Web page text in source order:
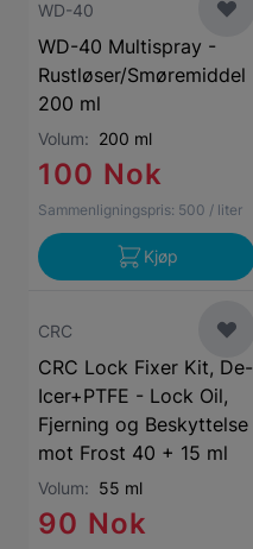
WD-40
WD-40 Multispray -
Rustløser/Smøremiddel
200 ml
Volum: 200 ml
100 Nok
Sammenligningspris: 500 / liter
Kjøp
CRC
CRC Lock Fixer Kit, De-
Icer+PTFE - Lock Oil,
Fjerning og Beskyttelse
mot Frost 40 + 15 ml
Volum: 55 ml
90 Nok